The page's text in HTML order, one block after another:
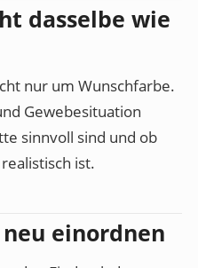
dasselbe wie
nur um Wunschfarbe.
Gewebesituation
sinnvoll sind und ob
ist.
einordnen